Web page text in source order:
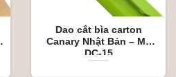
Dao cắt bìa carton
Canary Nhật Bản – Mã
DC-15